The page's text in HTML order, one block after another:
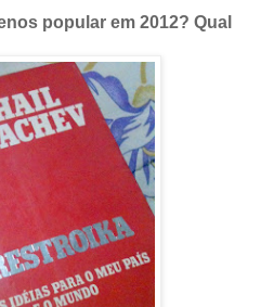
popular em 2012? Qual